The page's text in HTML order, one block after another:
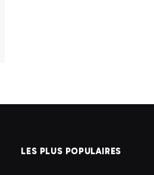
LES PLUS POPULAIRES